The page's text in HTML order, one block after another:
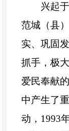
兴起
范城（县
实、巩固
抓手，极
爱民奉献
中产生了
动，1993